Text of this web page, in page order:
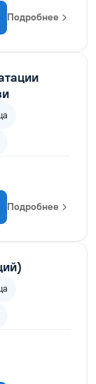
Подробнее
Подробнее